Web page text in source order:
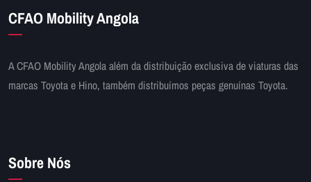
CFAO Mobility Angola
A CFAO Mobility Angola além da distribuição exclusiva de viaturas das
marcas Toyota e Hino, também distribuímos peças genuínas Toyota.
Sobre Nós